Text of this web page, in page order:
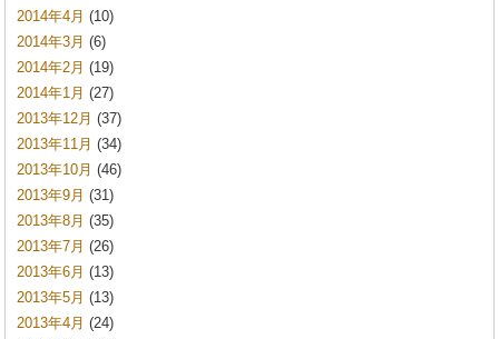
2014年4月 (10)
2014年3月 (6)
2014年2月 (19)
2014年1月 (27)
2013年12月 (37)
2013年11月 (34)
2013年10月 (46)
2013年9月 (31)
2013年8月 (35)
2013年7月 (26)
2013年6月 (13)
2013年5月 (13)
2013年4月 (24)